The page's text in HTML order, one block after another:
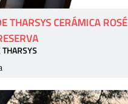
THARSYS CERÁMICA ROSÉ
THARSYS